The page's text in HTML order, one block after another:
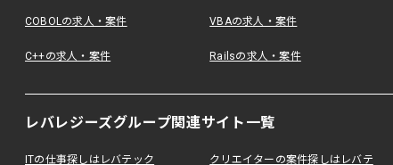
COBOLの求人・案件 VBAの求人・案件
C++の求人・案件 Railsの求人・案件
レバレジーズグループ関連サイト一覧
ITの仕事探しはレバテック クリエイターの案件探しはレバテ